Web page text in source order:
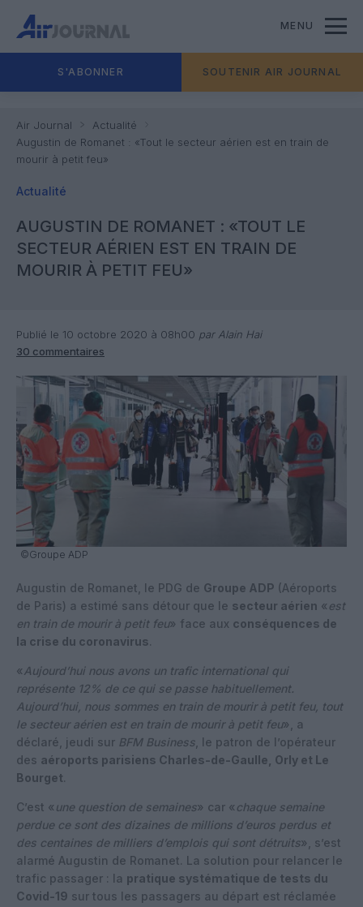
MENU
S'ABONNER SOUTENIR AIR JOURNAL
Air Journal
Actualité
Augustin de Romanet : «Tout le secteur aérien est en train de
mourir à petit feu»
Actualité
AUGUSTIN DE ROMANET : «TOUT LE
SECTEUR AÉRIEN EST EN TRAIN DE
MOURIR À PETIT FEU»
Publié le 10 octobre 2020 à 08h00 par Alain Hai
30 commentaires
©Groupe ADP
Augustin de Romanet, le PDG de Groupe ADP (Aéroports
de Paris) a estimé sans détour que le secteur aérien « est
en train de mourir à petit feu» face aux conséquences de
la crise du coronavirus.
«Aujourd’hui nous avons un trafic international qui
représente 12% de ce qui se passe habituellement.
Aujourd’hui, nous sommes en train de mourir à petit feu, tout
le secteur aérien est en train de mourir à petit feu», a
déclaré, jeudi sur BFM Business , le patron de l’opérateur
des aéroports parisiens Charles-de-Gaulle, Orly et Le
Bourget.
C’est « une question de semaines» car « chaque semaine
perdue ce sont des dizaines de millions d’euros perdus et
des centaines de milliers d’emplois qui sont détruits», s’est
alarmé Augustin de Romanet. La solution pour relancer le
trafic passager : la pratique systématique de tests du
Covid-19 sur tous les passagers au départ est réclamée